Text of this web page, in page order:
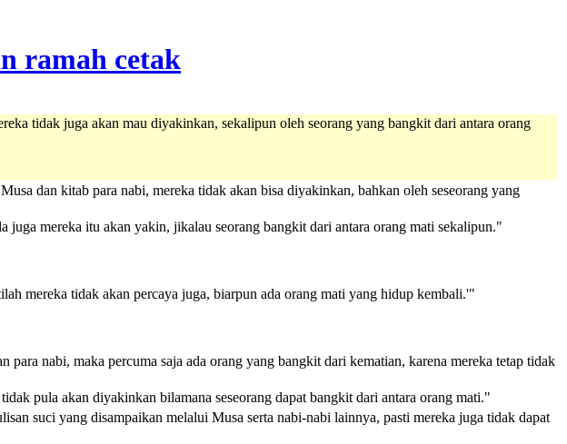
tidak juga akan mau diyakinkan, sekalipun oleh seorang yang bangkit dari antara orang
dan kitab para nabi, mereka tidak akan bisa diyakinkan, bahkan oleh seseorang yang
mereka itu akan yakin, jikalau seorang bangkit dari antara orang mati sekalipun."
mereka tidak akan percaya juga, biarpun ada orang mati yang hidup kembali.'"
nabi, maka percuma saja ada orang yang bangkit dari kematian, karena mereka tetap tidak
pula akan diyakinkan bilamana seseorang dapat bangkit dari antara orang mati."
suci yang disampaikan melalui Musa serta nabi-nabi lainnya, pasti mereka juga tidak dapat